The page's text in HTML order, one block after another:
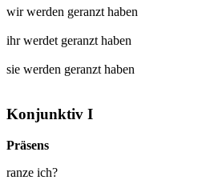
wir werden geranzt haben
ihr werdet geranzt haben
sie werden geranzt haben
Konjunktiv I
Präsens
ranze ich?